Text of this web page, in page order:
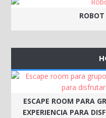
ESCAPE ROOM PARA
EXPERIENCIA PARA